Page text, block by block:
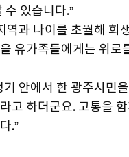
수 있습니다.”
역과 나이를 초월해 희
유가족들에게는 위로
안에서 한 광주시민
고 하더군요. 고통을
.”